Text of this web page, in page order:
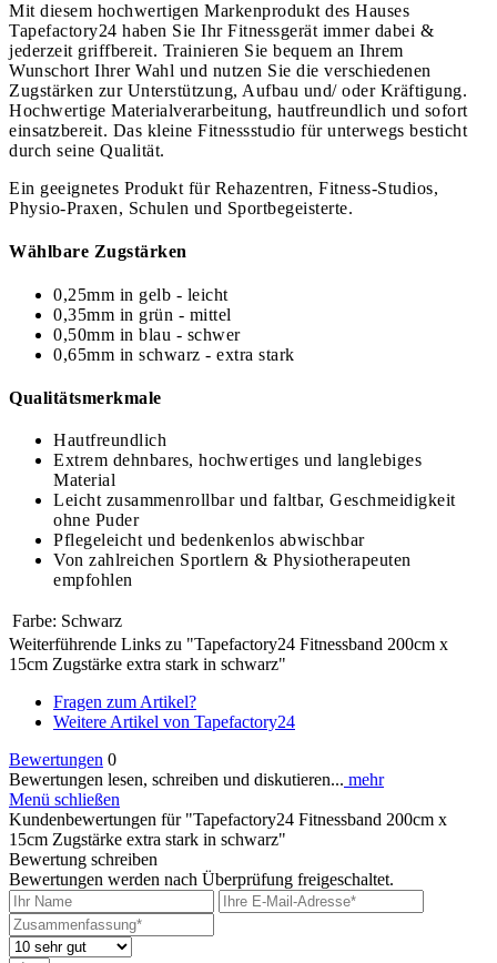
Mit diesem hochwertigen Markenprodukt des Hauses
Tapefactory24 haben Sie Ihr Fitnessgerät immer dabei &
jederzeit griffbereit. Trainieren Sie bequem an Ihrem
Wunschort Ihrer Wahl und nutzen Sie die verschiedenen
Zugstärken zur Unterstützung, Aufbau und/ oder Kräftigung.
Hochwertige Materialverarbeitung, hautfreundlich und sofort
einsatzbereit. Das kleine Fitnessstudio für unterwegs besticht
durch seine Qualität.
Ein geeignetes Produkt für Rehazentren, Fitness-Studios,
Physio-Praxen, Schulen und Sportbegeisterte.
Wählbare Zugstärken
0,25mm in gelb - leicht
0,35mm in grün - mittel
0,50mm in blau - schwer
0,65mm in schwarz - extra stark
Qualitätsmerkmale
Hautfreundlich
Extrem dehnbares, hochwertiges und langlebiges
Material
Leicht zusammenrollbar und faltbar, Geschmeidigkeit
ohne Puder
Pflegeleicht und bedenkenlos abwischbar
Von zahlreichen Sportlern & Physiotherapeuten
empfohlen
Farbe: Schwarz
Weiterführende Links zu "Tapefactory24 Fitnessband 200cm x
15cm Zugstärke extra stark in schwarz"
Fragen zum Artikel?
Weitere Artikel von Tapefactory24
Bewertungen 0
Bewertungen lesen, schreiben und diskutieren... mehr
Menü schließen
Kundenbewertungen für "Tapefactory24 Fitnessband 200cm x
15cm Zugstärke extra stark in schwarz"
Bewertung schreiben
Bewertungen werden nach Überprüfung freigeschaltet.